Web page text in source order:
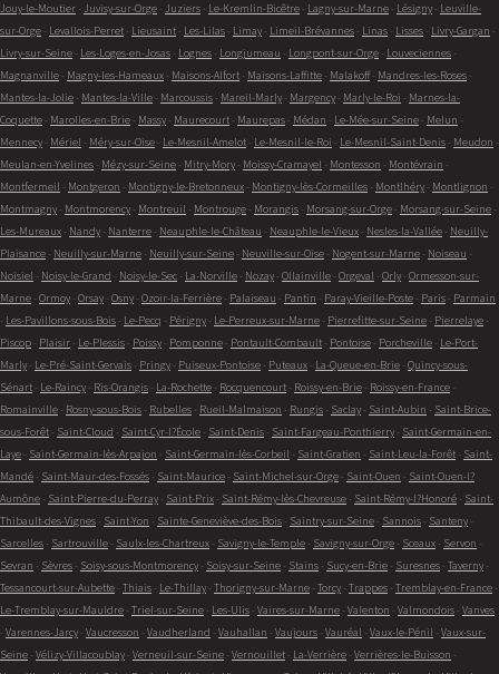
Jouy-le-Moutier - Juvisy-sur-Orge - Juziers - Le-Kremlin-Bicêtre - Lagny-sur-Marne - Lésigny - Leuville-
sur-Orge - Levallois-Perret - Lieusaint - Les-Lilas - Limay - Limeil-Brévannes - Linas - Lisses - Livry-Gargan -
Livry-sur-Seine - Les-Loges-en-Josas - Lognes - Longjumeau - Longpont-sur-Orge - Louveciennes -
Magnanville - Magny-les-Hameaux - Maisons-Alfort - Maisons-Laffitte - Malakoff - Mandres-les-Roses -
Mantes-la-Jolie - Mantes-la-Ville - Marcoussis - Mareil-Marly - Margency - Marly-le-Roi - Marnes-la-
Coquette - Marolles-en-Brie - Massy - Maurecourt - Maurepas - Médan - Le-Mée-sur-Seine - Melun -
Mennecy - Mériel - Méry-sur-Oise - Le-Mesnil-Amelot - Le-Mesnil-le-Roi - Le-Mesnil-Saint-Denis - Meudon -
Meulan-en-Yvelines - Mézy-sur-Seine - Mitry-Mory - Moissy-Cramayel - Montesson - Montévrain -
Montfermeil - Montgeron - Montigny-le-Bretonneux - Montigny-lès-Cormeilles - Montlhéry - Montlignon -
Montmagny - Montmorency - Montreuil - Montrouge - Morangis - Morsang-sur-Orge - Morsang-sur-Seine -
Les-Mureaux - Nandy - Nanterre - Neauphle-le-Château - Neauphle-le-Vieux - Nesles-la-Vallée - Neuilly-
Plaisance - Neuilly-sur-Marne - Neuilly-sur-Seine - Neuville-sur-Oise - Nogent-sur-Marne - Noiseau -
Noisiel - Noisy-le-Grand - Noisy-le-Sec - La-Norville - Nozay - Ollainville - Orgeval - Orly - Ormesson-sur-
Marne - Ormoy - Orsay - Osny - Ozoir-la-Ferrière - Palaiseau - Pantin - Paray-Vieille-Poste - Paris - Parmain
- Les-Pavillons-sous-Bois - Le-Pecq - Périgny - Le-Perreux-sur-Marne - Pierrefitte-sur-Seine - Pierrelaye -
Piscop - Plaisir - Le-Plessis - Poissy - Pomponne - Pontault-Combault - Pontoise - Porcheville - Le-Port-
Marly - Le-Pré-Saint-Gervais - Pringy - Puiseux-Pontoise - Puteaux - La-Queue-en-Brie - Quincy-sous-
Sénart - Le-Raincy - Ris-Orangis - La-Rochette - Rocquencourt - Roissy-en-Brie - Roissy-en-France -
Romainville - Rosny-sous-Bois - Rubelles - Rueil-Malmaison - Rungis - Saclay - Saint-Aubin - Saint-Brice-
sous-Forêt - Saint-Cloud - Saint-Cyr-l?École - Saint-Denis - Saint-Fargeau-Ponthierry - Saint-Germain-en-
Laye - Saint-Germain-lès-Arpajon - Saint-Germain-lès-Corbeil - Saint-Gratien - Saint-Leu-la-Forêt - Saint-
Mandé - Saint-Maur-des-Fossés - Saint-Maurice - Saint-Michel-sur-Orge - Saint-Ouen - Saint-Ouen-l?
Aumône - Saint-Pierre-du-Perray - Saint-Prix - Saint-Rémy-lès-Chevreuse - Saint-Rémy-l?Honoré - Saint-
Thibault-des-Vignes - Saint-Yon - Sainte-Geneviève-des-Bois - Saintry-sur-Seine - Sannois - Santeny -
Sarcelles - Sartrouville - Saulx-les-Chartreux - Savigny-le-Temple - Savigny-sur-Orge - Sceaux - Servon -
Sevran - Sèvres - Soisy-sous-Montmorency - Soisy-sur-Seine - Stains - Sucy-en-Brie - Suresnes - Taverny -
Tessancourt-sur-Aubette - Thiais - Le-Thillay - Thorigny-sur-Marne - Torcy - Trappes - Tremblay-en-France -
Le-Tremblay-sur-Mauldre - Triel-sur-Seine - Les-Ulis - Vaires-sur-Marne - Valenton - Valmondois - Vanves
- Varennes-Jarcy - Vaucresson - Vaudherland - Vauhallan - Vaujours - Vauréal - Vaux-le-Pénil - Vaux-sur-
Seine - Vélizy-Villacoublay - Verneuil-sur-Seine - Vernouillet - La-Verrière - Verrières-le-Buisson -